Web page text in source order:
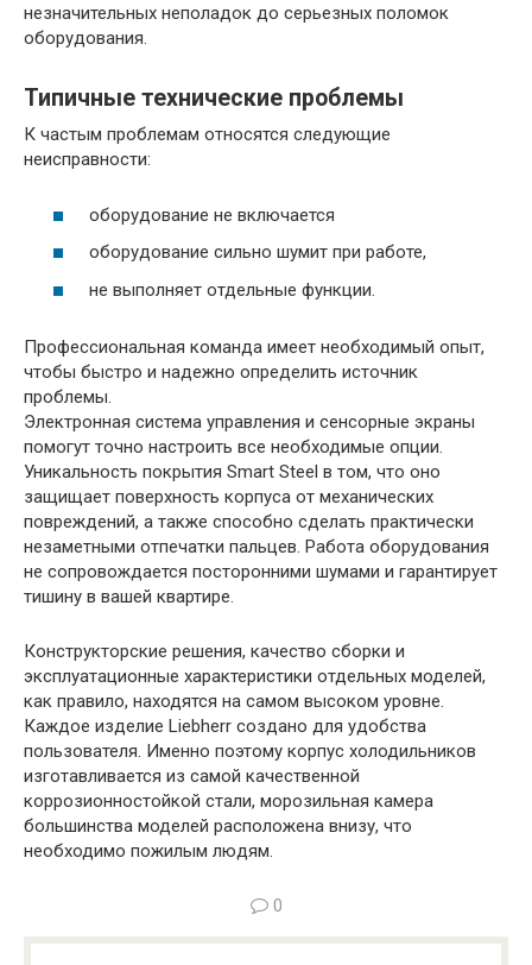
незначительных неполадок до серьезных поломок
оборудования.
Типичные технические проблемы
К частым проблемам относятся следующие
неисправности:
оборудование не включается
оборудование сильно шумит при работе,
не выполняет отдельные функции.
Профессиональная команда имеет необходимый опыт,
чтобы быстро и надежно определить источник
проблемы.
Электронная система управления и сенсорные экраны
помогут точно настроить все необходимые опции.
Уникальность покрытия Smart Steel в том, что оно
защищает поверхность корпуса от механических
повреждений, а также способно сделать практически
незаметными отпечатки пальцев. Работа оборудования
не сопровождается посторонними шумами и гарантирует
тишину в вашей квартире.
Конструкторские решения, качество сборки и
эксплуатационные характеристики отдельных моделей,
как правило, находятся на самом высоком уровне.
Каждое изделие Liebherr создано для удобства
пользователя. Именно поэтому корпус холодильников
изготавливается из самой качественной
коррозионностойкой стали, морозильная камера
большинства моделей расположена внизу, что
необходимо пожилым людям.
0